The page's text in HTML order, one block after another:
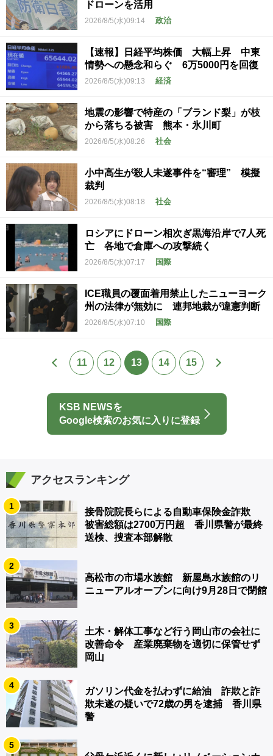
ドローンを活用
2026/8/5(水)09:14 政治
【速報】日経平均株価 大幅上昇 中東
情勢への懸念和らぐ 6万5000円を回復
2026/8/5(水)09:13 経済
地震の影響で特産の「ブランド梨」が枝
から落ちる被害 熊本・氷川町
2026/8/5(水)08:26 社会
小中高生が殺人未遂事件を“審理” 模擬
裁判
2026/8/5(水)08:18 社会
ロシアにドローン相次ぎ黒海沿岸で7人死
亡 各地で倉庫への攻撃続く
2026/8/5(水)07:17 国際
ICE職員の覆面着用禁止したニューヨーク
州の法律が無効に 連邦地裁が違憲判断
2026/8/5(水)07:10 国際
11 12 13 14 15
KSB NEWSを
Google検索のお気に入りに登録
アクセスランキング
1
接骨院院長らによる自動車保険金詐欺
被害総額は2700万円超 香川県警が最終
送検、捜査本部解散
2
高松市の市場水族館 新屋島水族館のリ
ニューアルオープンに向け9月28日で閉館
3
土木・解体工事など行う岡山市の会社に
改善命令 産業廃棄物を適切に保管せず
岡山
4
ガソリン代金を払わずに給油 詐欺と詐
欺未遂の疑いで72歳の男を逮捕 香川県
警
5